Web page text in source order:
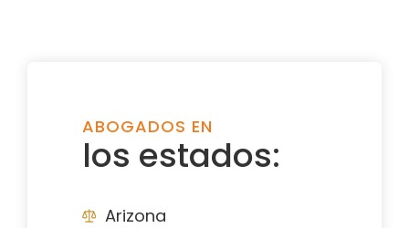
ABOGADOS EN
los estados:
Arizona